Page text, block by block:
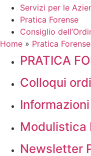
Servizi per le
Pratica Forense
Consiglio
Home » Pratica Forense
PRATICA
Colloqui
Modulistica
Newsletter